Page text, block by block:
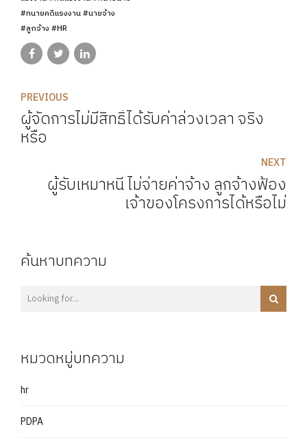
#ทนายคดีแรงงาน #นายจ้าง
#ลูกจ้าง #HR
PREVIOUS
ผู้จัดการไม่มีสิทธิ์ได้รับค่าล่วงเวลา จริง
หรือ
NEXT
ผู้รับเหมาหนี ไม่จ่ายค่าจ้าง ลูกจ้างฟ้อง
เจ้าของโครงการได้หรือไม่
ค้นหาบทความ
หมวดหมู่บทความ
hr
PDPA